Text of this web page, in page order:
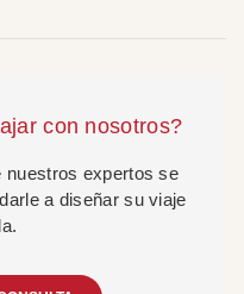
con nosotros?
nuestros expertos se
a diseñar su viaje